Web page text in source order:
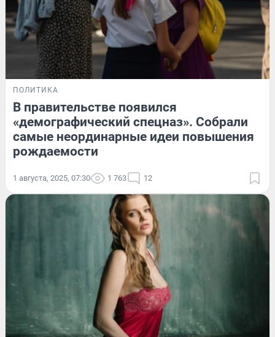
ПОЛИТИКА
В правительстве появился
«демографический спецназ». Собрали
самые неординарные идеи повышения
рождаемости
1 августа, 2025, 07:30 1 763 12